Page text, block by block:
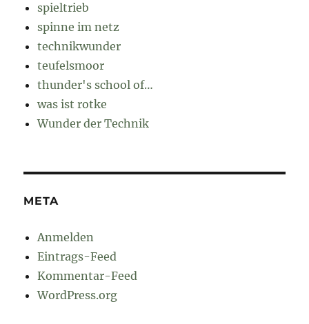
spieltrieb
spinne im netz
technikwunder
teufelsmoor
thunder's school of…
was ist rotke
Wunder der Technik
META
Anmelden
Eintrags-Feed
Kommentar-Feed
WordPress.org